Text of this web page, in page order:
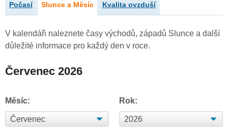
Počasí Slunce a Měsíc Kvalita ovzduší
V kalendáři naleznete časy východů, západů Slunce a další
důležité informace pro každý den v roce.
Červenec 2026
Měsíc: Rok: